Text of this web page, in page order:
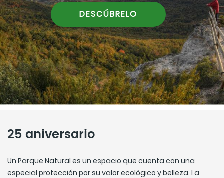
DESCÚBRELO
25 aniversario
Un Parque Natural es un espacio que cuenta con una
especial protección por su valor ecológico y belleza. La